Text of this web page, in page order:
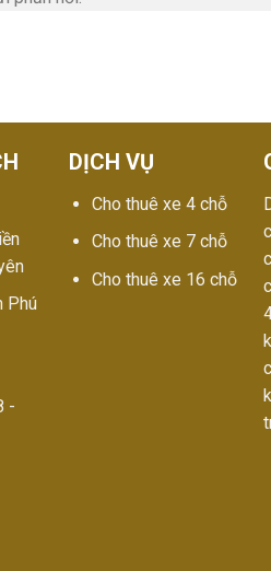
Phú
-
DỊCH VỤ
Cho thuê xe 4 chỗ
Cho thuê xe 7 chỗ
Cho thuê xe 16 chỗ